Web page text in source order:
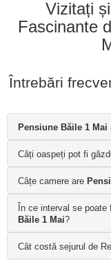
Vizitați
Fascinante
Întrebări
Pensiune Băile 1 Mai
Câți oaspeți pot fi
Câțe camere are
În ce interval se
Băile 1 Mai?
Cât costă sejurul de